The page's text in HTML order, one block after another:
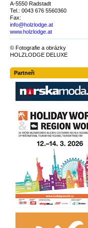
A-5550 Radstadt
Tel.: 0043 676 5560360
Fax:
info@holzlodge.at
www.holzlodge.at
© Fotografie a obrázky
HOLZLODGE DELUXE
Partneři